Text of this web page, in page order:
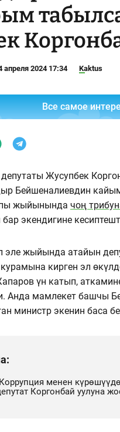
апреля 2024 17:34 Kaktus
Все самое
Жусупбек
Бейшеналиевдин
жыйынында чоң
экендигине
жыйында атайын
кирген эл
үн катып,
Анда мамлекет башчы
министр экенин баса
менен
Коргонбай уулуна